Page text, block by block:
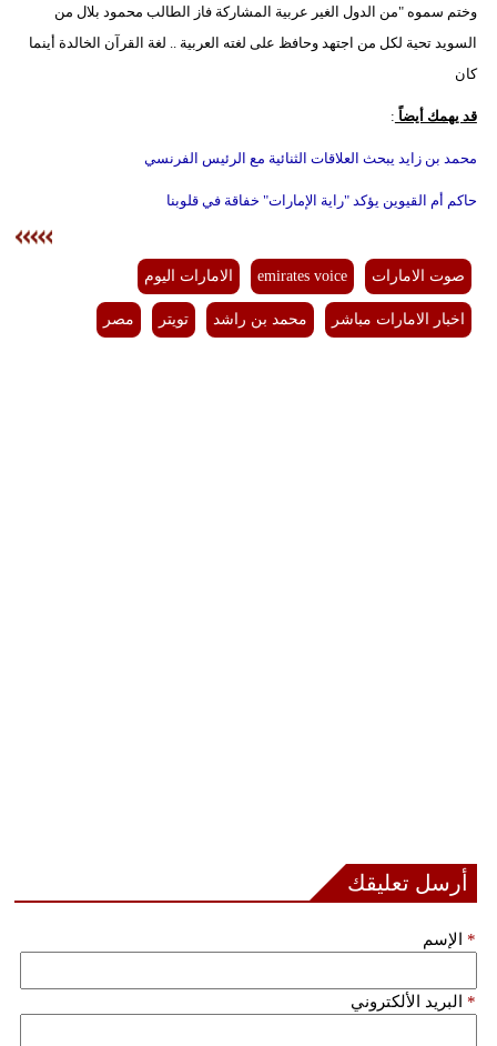
وختم سموه "من الدول الغير عربية المشاركة فاز الطالب محمود بلال من
السويد تحية لكل من اجتهد وحافظ على لغته العربية .. لغة القرآن الخالدة أينما
كان
قد يهمك أيضاً :
محمد بن زايد يبحث العلاقات الثنائية مع الرئيس الفرنسي
حاكم أم القيوين يؤكد "راية الإمارات" خفاقة في قلوبنا
صوت الامارات emirates voice الامارات اليوم
اخبار الامارات مباشر محمد بن راشد تويتر مصر
أرسل تعليقك
الإسم *
البريد الألكتروني *